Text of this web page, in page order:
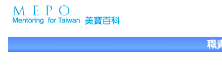
職